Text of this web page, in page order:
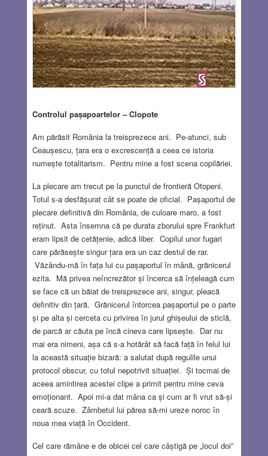
Controlul pașapoartelor – Clopote
Am părăsit România la treisprezece ani. Pe-atunci, sub
Ceaușescu, țara era o excrescență a ceea ce istoria
numește totalitarism. Pentru mine a fost scena copilăriei.
La plecare am trecut pe la punctul de frontieră Otopeni.
Totul s-a desfășurat cât se poate de oficial. Pașaportul de
plecare definitivă din România, de culoare maro, a fost
reținut. Asta însemna că pe durata zborului spre Frankfurt
eram lipsit de cetățenie, adică liber. Copilul unor fugari
care părăsește singur țara era un caz destul de rar.
Văzându-mă în fața lui cu pașaportul în mână, grănicerul
ezita. Mă privea neîncrezător și încerca să înțeleagă cum
se face că un băiat de treisprezece ani, singur, pleacă
definitiv din țară. Grănicerul întorcea pașaportul pe o parte
și pe alta și cerceta cu privirea în jurul ghișeului de sticlă,
de parcă ar căuta pe încă cineva care lipsește. Dar nu
mai era nimeni, așa că s-a hotărât să facă față în felul lui
la această situație bizară: a salutat după regulile unui
protocol obscur, cu totul nepotrivit situației. Și tocmai de
aceea amintirea acestei clipe a primit pentru mine ceva
emoționant. Apoi mi-a dat mâna ca și cum ar fi vrut să-și
ceară scuze. Zâmbetul lui părea să-mi ureze noroc în
noua mea viață în Occident.
Cel care rămâne e de obicei cel care câștigă pe „locul doi”